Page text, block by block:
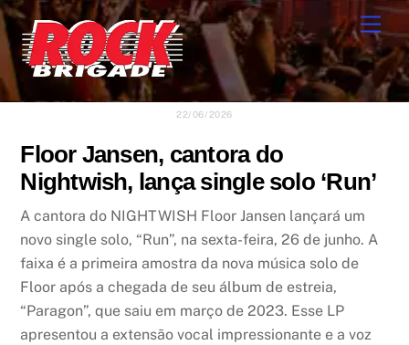
Skip
to
content
22/06/2026
Floor Jansen, cantora do
Nightwish, lança single solo ‘Run’
A cantora do NIGHTWISH Floor Jansen lançará um
novo single solo, “Run”, na sexta-feira, 26 de junho. A
faixa é a primeira amostra da nova música solo de
Floor após a chegada de seu álbum de estreia,
“Paragon”, que saiu em março de 2023. Esse LP
apresentou a extensão vocal impressionante e a voz